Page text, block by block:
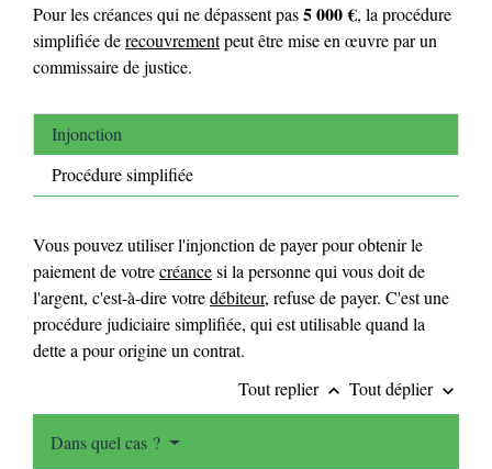
Pour les créances qui ne dépassent pas5 000 €, la procédure
simplifiée derecouvrementpeut être mise en œuvre par un
commissaire de justice.
Injonction
Procédure simplifiée
Vous pouvez utiliser l'injonction de payer pour obtenir le
paiement de votrecréancesi la personne qui vous doit de
l'argent, c'est-à-dire votredébiteur, refuse de payer. C'est une
procédure judiciaire simplifiée, qui est utilisable quand la
dette a pour origine un contrat.
Tout replier keyboard_arrow_up Tout déplier keyboard_arrow_down
Dans quel cas ?